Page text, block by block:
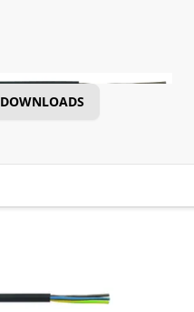
DOWNLOADS